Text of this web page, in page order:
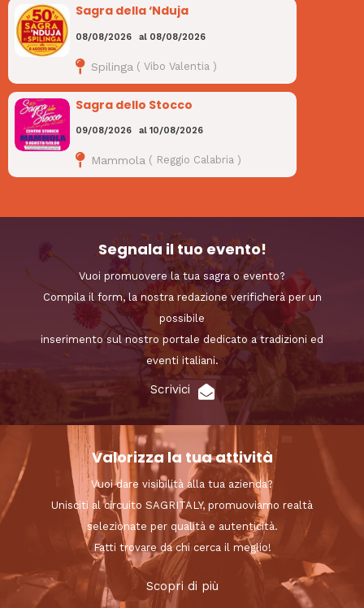
Sagra della ‘Nduja
08/08/2026 al 08/08/2026
Spilinga (Vibo Valentia )
Sagra dello Stocco
09/08/2026 al10/08/2026
Mammola ( Reggio Calabria )
Segnala il tuo evento!
Vuoi promuovere la tua sagra o evento?
Compila il form, la nostra redazione verificherà per un
possibile
inserimento sul nostro portale dedicato a tradizioni ed
eventi italiani.
Scrivici
Valorizza la tua attività
Vuoi dare visibilità alla tua azienda?
Unisciti al circuito SAGRITALY, promuoviamo realtà
selezionate per qualità e autenticità.
Fatti trovare da chi cerca il meglio!
Scopri di più